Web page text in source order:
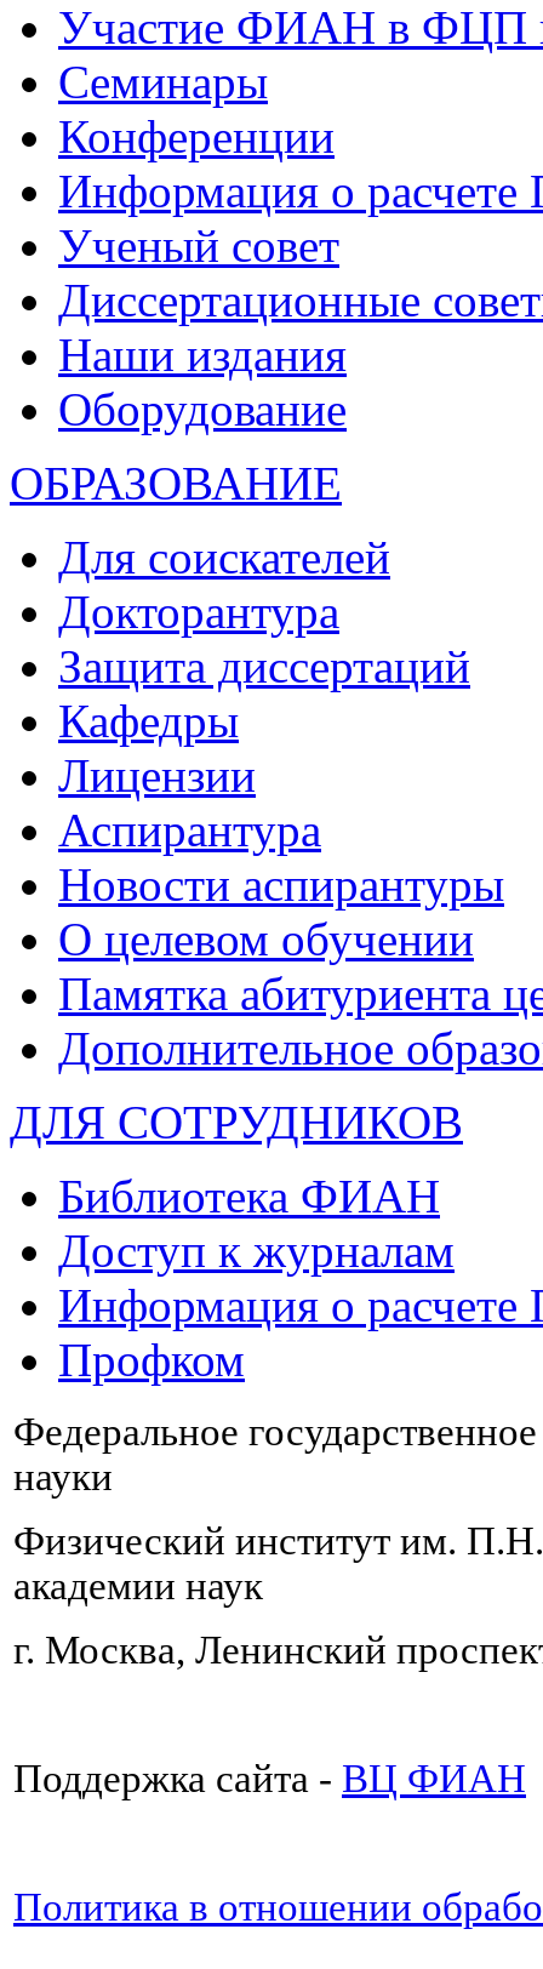
Участие ФИАН в ФЦП
Семинары
Конференции
Информация о
Ученый совет
Диссертационные
Наши издания
Оборудование
ОБРАЗОВАНИЕ
Для соискателей
Докторантура
Защита диссертаций
Кафедры
Лицензии
Аспирантура
Новости аспирантуры
О целевом обучении
Памятка абитуриента
Дополнительное
ДЛЯ СОТРУДНИКОВ
Библиотека ФИАН
Доступ к журналам
Информация о
Профком
Федеральное
науки
Физический институт им.
академии наук
г. Москва, Ленинский
Поддержка сайта - ВЦ ФИАН
Политика в отношении